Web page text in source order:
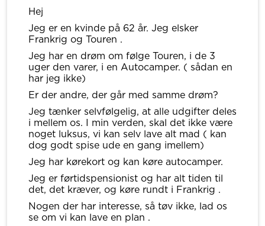
Hej
Jeg er en kvinde på 62 år. Jeg elsker
Frankrig og Touren .
Jeg har en drøm om følge Touren, i de 3
uger den varer, i en Autocamper. ( sådan en
har jeg ikke)
Er der andre, der går med samme drøm?
Jeg tænker selvfølgelig, at alle udgifter deles
i mellem os. I min verden, skal det ikke være
noget luksus, vi kan selv lave alt mad ( kan
dog godt spise ude en gang imellem)
Jeg har kørekort og kan køre autocamper.
Jeg er førtidspensionist og har alt tiden til
det, det kræver, og køre rundt i Frankrig .
Nogen der har interesse, så tøv ikke, lad os
se om vi kan lave en plan .